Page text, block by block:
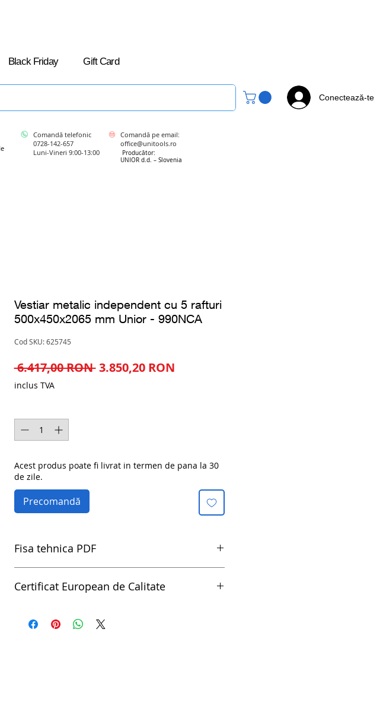
Black Friday Gift Card
Conectează-te
3-5 zile
Comandă telefonic
0728-142-657
Luni-Vineri 9:00-13:00
Comandă pe email:
office@unitools.ro
Producător:
UNIOR d.d. – Slovenia
Vestiar metalic independent cu 5 rafturi
500x450x2065 mm Unior - 990NCA
Cod SKU: 625745
6.417,00 RON Preț
3.850,20 RONPreț
inclus TVA
Acest produs poate fi livrat in termen de pana la 30
de zile.
Precomandă
Fisa tehnica PDF
Certificat European de Calitate